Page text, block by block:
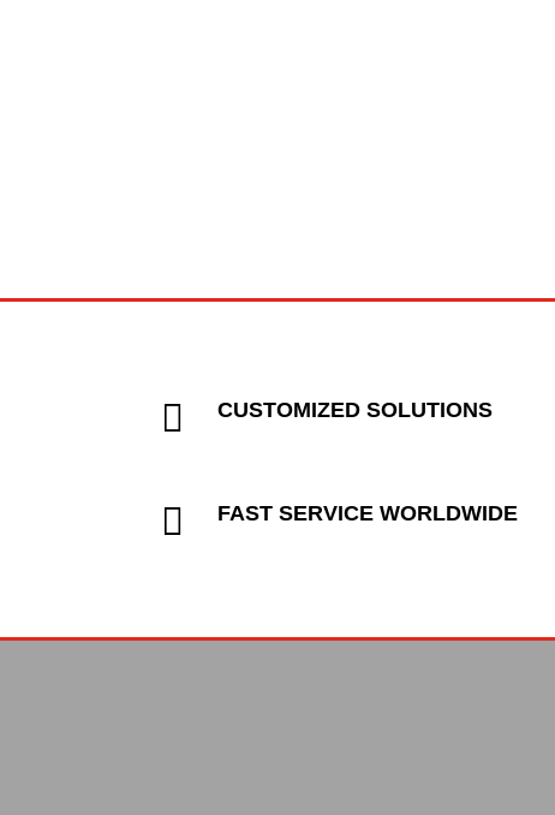
 CUSTOMIZED SOLUTIONS
 FAST SERVICE WORLDWIDE